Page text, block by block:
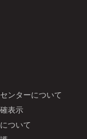
ンターについて
表示
ついて